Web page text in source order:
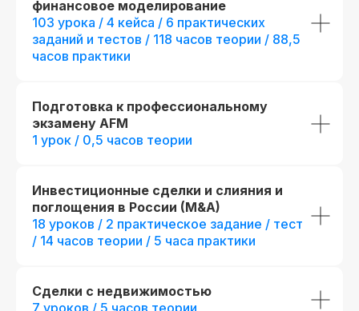
финансовое моделирование
103 урока / 4 кейса / 6 практических
заданий и тестов / 118 часов теории / 88,5
часов практики
Подготовка к профессиональному
экзамену AFM
1 урок / 0,5 часов теории
Инвестиционные сделки и слияния и
поглощения в России (M&A)
18 уроков / 2 практическое задание / тест
/ 14 часов теории / 5 часа практики
Сделки с недвижимостью
на реальных проектах
аналитика
дополнительные
Инвестиционный